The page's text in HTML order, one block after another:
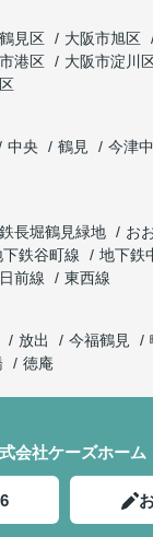
見区 大阪市旭区
港区 大阪市淀川
中央 鶴見 今津中
長堀鶴見緑地
お
下鉄谷町線
地下鉄
前線
東西線
放出 今福鶴見
徳庵
会社ケーズホーム